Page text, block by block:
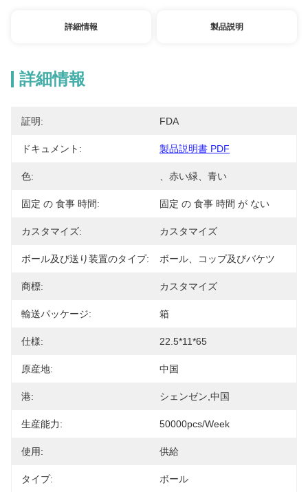
詳細情報 製品説明
詳細情報
証明: FDA
ドキュメント: 製品説明書 PDF
色: 、赤い緑、青い
固定 の 食事 時間: 固定 の 食事 時間 が ない
カスタマイズ: カスタマイズ
ボール及び送り装置のタイプ: ボール、コップ及びバケツ
商標: カスタマイズ
輸送パッケージ: 箱
仕様: 22.5*11*65
原産地: 中国
港: シェンゼン,中国
生産能力: 50000pcs/Week
使用: 供給
タイプ: ボール